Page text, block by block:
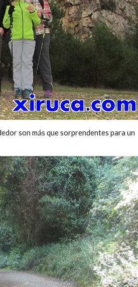
son más que sorprendentes para un